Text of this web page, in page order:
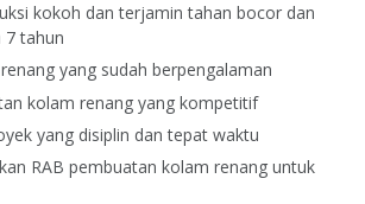
kokoh dan terjamin tahan bocor dan
7 tahun
yang sudah berpengalaman
kolam renang yang kompetitif
yang disiplin dan tepat waktu
RAB pembuatan kolam renang untuk